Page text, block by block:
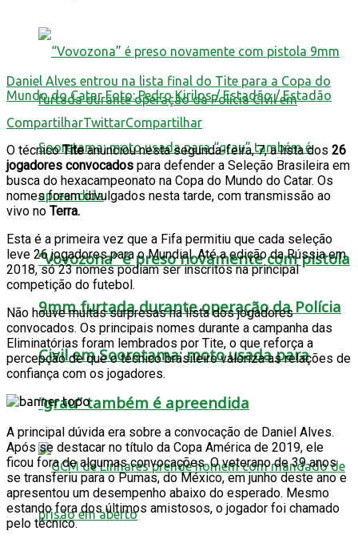
“Vovozona” é preso novamente com pistola
9mm furtada durante operação da Polícia
Civil em Sooretama; moto usada para
“grau” também é apreendida
Daniel Alves entrou na lista final do Tite para a Copa do
Mundo do Catar Foto: Pedro Kirilos / Estadão / Estadão
CompartilharTwittarCompartilhar
O técnicoTiteanunciou nesta segunda-feira, 7, a lista dos 26
jogadores convocados para defender a Seleção Brasileira em
busca do hexacampeonato na Copa do Mundo do Catar. Os
nomes foram divulgados nesta tarde, com transmissão ao
vivo no Terra.
Esta é a primeira vez que a Fifa permitiu que cada seleção
leve 26 jogadores para o Mundial. Até a edição da Rússia em
2018, só 23 nomes podiam ser inscritos na principal
competição do futebol.
Não houve muitas surpresas na lista dos jogadores
convocados. Os principais nomes durante a campanha das
Eliminatórias foram lembrados por Tite, o que reforça a
percepção de que o técnico brasileiro valoriza as relações de
confiança com os jogadores.
A principal dúvida era sobre a convocação de Daniel Alves.
Após se destacar no título da Copa América de 2019, ele
ficou fora de algumas convocações. O veterano de 39 anos
se transferiu para o Pumas, do México, em junho deste ano e
apresentou um desempenho abaixo do esperado. Mesmo
estando fora dos últimos amistosos, o jogador foi chamado
pelo técnico.